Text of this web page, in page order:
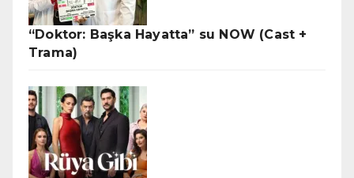
“Doktor: Başka Hayatta” su NOW (Cast +
Trama)